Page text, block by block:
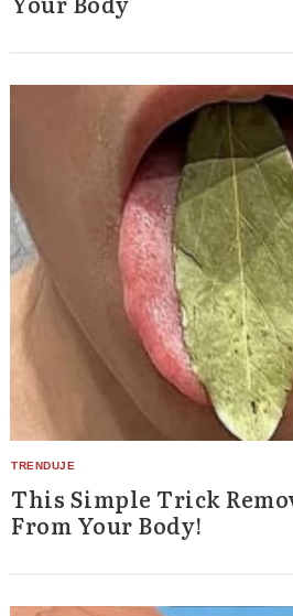
This Simple Trick
From Your Body!
Search